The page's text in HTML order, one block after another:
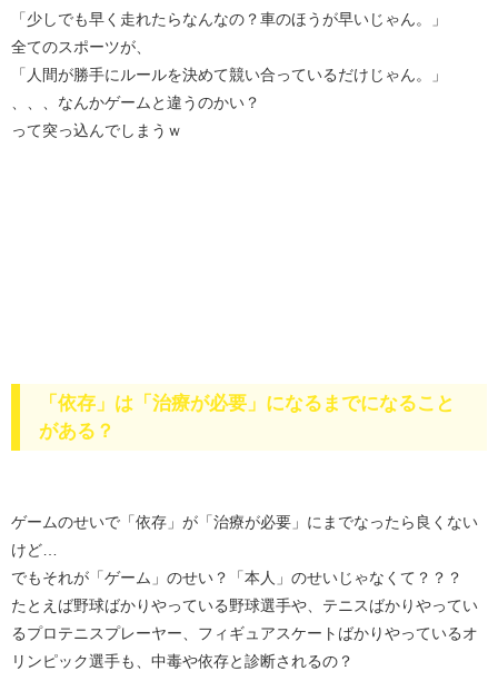
「少しでも早く走れたらなんなの？車のほうが早いじゃん。」
全てのスポーツが、
「人間が勝手にルールを決めて競い合っているだけじゃん。」
、、、なんかゲームと違うのかい？
って突っ込んでしまうｗ
「依存」は「治療が必要」になるまでになること
がある？
ゲームのせいで「依存」が「治療が必要」にまでなったら良くない
けど…
でもそれが「ゲーム」のせい？「本人」のせいじゃなくて？？？
たとえば野球ばかりやっている野球選手や、テニスばかりやってい
るプロテニスプレーヤー、フィギュアスケートばかりやっているオ
リンピック選手も、中毒や依存と診断されるの？